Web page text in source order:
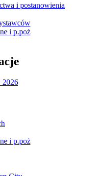
i postanowienia
i p.poż
2026
i p.poż